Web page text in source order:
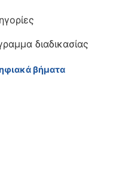
διαδικασίας
βήματα